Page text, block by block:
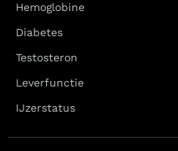
Hemoglobine
Diabetes
Testosteron
Leverfunctie
IJzerstatus